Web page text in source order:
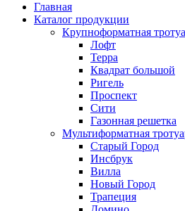
Главная
Каталог продукции
Крупноформатная
Лофт
Терра
Квадрат большой
Ригель
Проспект
Сити
Газонная решетка
Мультиформатная
Старый Город
Инсбрук
Вилла
Новый Город
Трапеция